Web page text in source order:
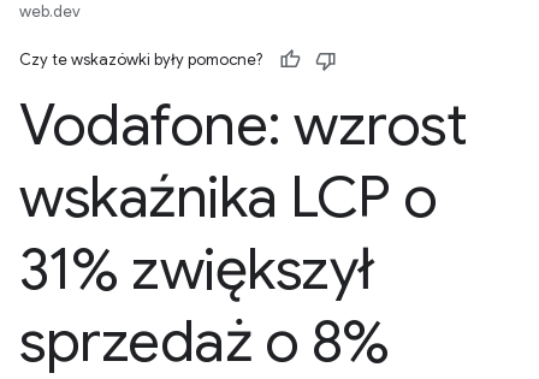
web.dev
Czy te wskazówki były pomocne?
Vodafone: wzrost
wskaźnika LCP o
31% zwiększył
sprzedaż o 8%